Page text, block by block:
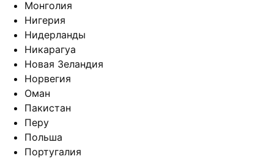
Монголия
Нигерия
Нидерланды
Никарагуа
Новая Зеландия
Норвегия
Оман
Пакистан
Перу
Польша
Португалия